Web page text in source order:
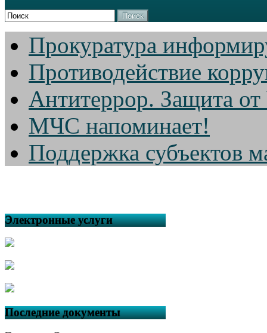
Поиск
Прокуратура
Противодействие
Антитеррор. Защита
МЧС напоминает!
Поддержка субъектов
Электронные услуги
Последние документы